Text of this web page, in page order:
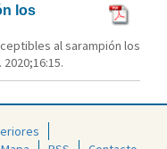
los
al sarampión los